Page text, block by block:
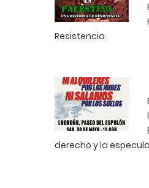
Resistencia
derecho y la